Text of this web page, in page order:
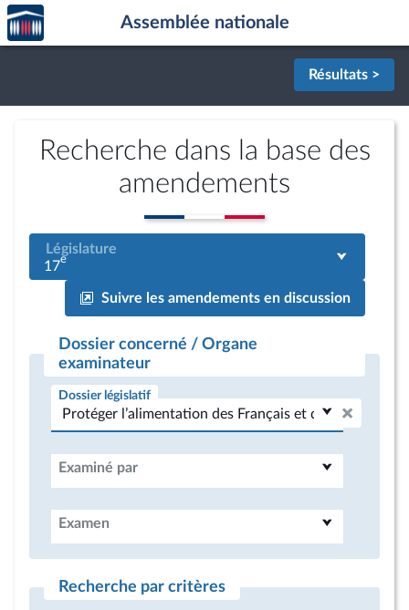
Aller au contenu
Aller en bas de la page
Accèder
à la
page
Assemblée nationale
Résultats >
Recherche dans la base des
amendements
Législature
17e
Suivre les amendements en discussion
Dossier concerné / Organe
examinateur
Dossier législatif
Examiné par
Examen
Recherche par critères